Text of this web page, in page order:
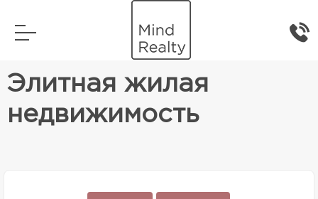
Элитная жилая недвижимость
Элитная жилая
недвижимость